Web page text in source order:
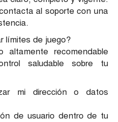
al soporte con una
límites de juego?
altamente recomendable
saludable sobre tu
mi dirección o datos
de usuario dentro de tu